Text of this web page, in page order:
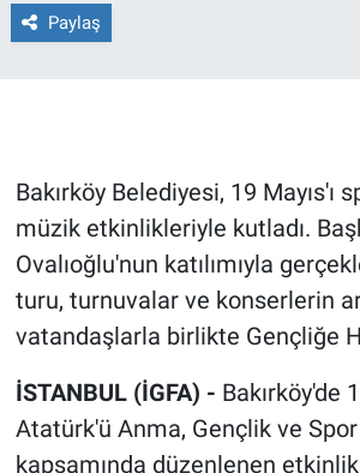
Paylaş
Bakırköy Belediyesi, 19 Mayıs'ı
müzik etkinlikleriyle kutladı.
Ovalıoğlu'nun katılımıyla
turu, turnuvalar ve konserlerin
vatandaşlarla birlikte Gençliğe
İSTANBUL (İGFA) - Bakırköy'de
Atatürk'ü Anma, Gençlik ve Spor
kapsamında düzenlenen